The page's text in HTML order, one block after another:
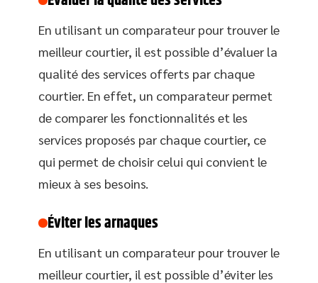
En utilisant un comparateur pour trouver le
meilleur courtier, il est possible d’évaluer la
qualité des services offerts par chaque
courtier. En effet, un comparateur permet
de comparer les fonctionnalités et les
services proposés par chaque courtier, ce
qui permet de choisir celui qui convient le
mieux à ses besoins.
Éviter les arnaques
En utilisant un comparateur pour trouver le
meilleur courtier, il est possible d’éviter les